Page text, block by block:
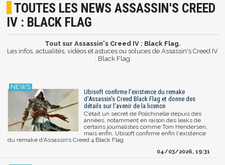
TOUTES LES NEWS ASSASSIN'S CREED
IV : BLACK FLAG
Tout sur Assassin's Creed IV : Black Flag.
Les infos, actualités, vidéos et astuces ou soluces de Assassin's Creed IV
: Black Flag
Ubisoft confirme l'existence du remake
d'Assassin's Creed Black Flag et donne des
détails sur l'avenir de la licence
C’était un secret de Polichinelle depuis des
années, notamment en raison des leaks de
certains journalistes comme Tom Hendersen,
mais enfin, Ubisoft confirme enfin l'existence
du remake d'Assassin’s Creed 4 Black Flag.
04/03/2026, 19:31